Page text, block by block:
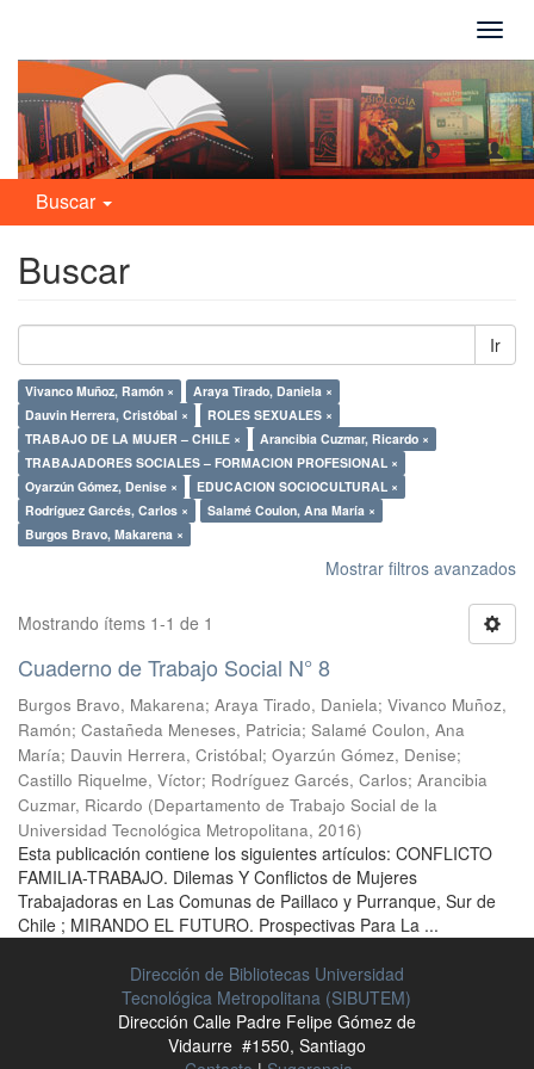
Buscar
Buscar
Ir
Vivanco Muñoz, Ramón ×
Araya Tirado, Daniela ×
Dauvin Herrera, Cristóbal ×
ROLES SEXUALES ×
TRABAJO DE LA MUJER – CHILE ×
Arancibia Cuzmar, Ricardo ×
TRABAJADORES SOCIALES – FORMACION PROFESIONAL ×
Oyarzún Gómez, Denise ×
EDUCACION SOCIOCULTURAL ×
Rodríguez Garcés, Carlos ×
Salamé Coulon, Ana María ×
Burgos Bravo, Makarena ×
Mostrar filtros avanzados
Mostrando ítems 1-1 de 1
Cuaderno de Trabajo Social N° 8
Burgos Bravo, Makarena; Araya Tirado, Daniela; Vivanco Muñoz,
Ramón; Castañeda Meneses, Patricia; Salamé Coulon, Ana
María; Dauvin Herrera, Cristóbal; Oyarzún Gómez, Denise;
Castillo Riquelme, Víctor; Rodríguez Garcés, Carlos; Arancibia
Cuzmar, Ricardo (Departamento de Trabajo Social de la
Universidad Tecnológica Metropolitana, 2016)
Esta publicación contiene los siguientes artículos: CONFLICTO
FAMILIA-TRABAJO. Dilemas Y Conflictos de Mujeres
Trabajadoras en Las Comunas de Paillaco y Purranque, Sur de
Chile ; MIRANDO EL FUTURO. Prospectivas Para La ...
Dirección de Bibliotecas Universidad
Tecnológica Metropolitana (SIBUTEM)
Dirección Calle Padre Felipe Gómez de
Vidaurre #1550, Santiago